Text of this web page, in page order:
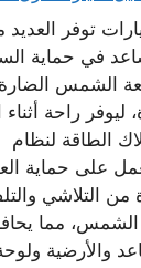
توفر العديد
في حماية
الشمس الضارة
ليوفر راحة أثناء
الطاقة لنظام
على حماية
من التلاشي
الشمس، مما
والأرضية